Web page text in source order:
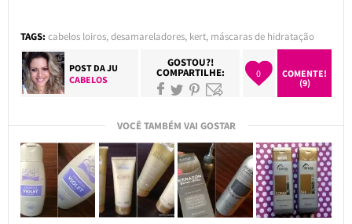
TAGS: cabelos loiros,desamareladores, kert, máscaras de hidratação
POST DAJU
CABELOS
GOSTOU?!
COMPARTILHE: 0
COMENTE!
(9)
VOCÊ TAMBÉM VAI GOSTAR